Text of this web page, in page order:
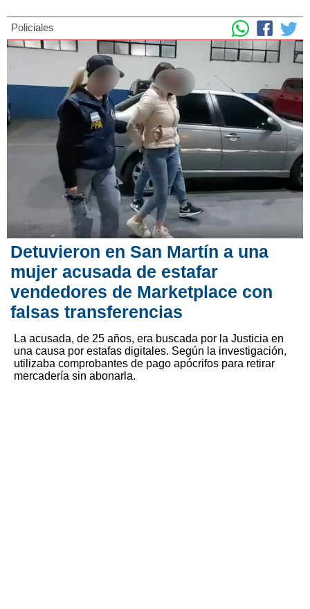
Policiales
Detuvieron en San Martín a una
mujer acusada de estafar
vendedores de Marketplace con
falsas transferencias
La acusada, de 25 años, era buscada por la Justicia en
una causa por estafas digitales. Según la investigación,
utilizaba comprobantes de pago apócrifos para retirar
mercadería sin abonarla.